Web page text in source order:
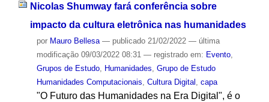
Nicolas Shumway fará conferência sobre
impacto da cultura eletrônica nas humanidades
por Mauro Bellesa — publicado21/02/2022 — última
modificação09/03/2022 08:31 — registrado em: Evento,
Grupos de Estudo, Humanidades Grupo de Estudo
Humanidades Computacionais Cultura Digital capa
"O Futuro das Humanidades na Era Digital", é o